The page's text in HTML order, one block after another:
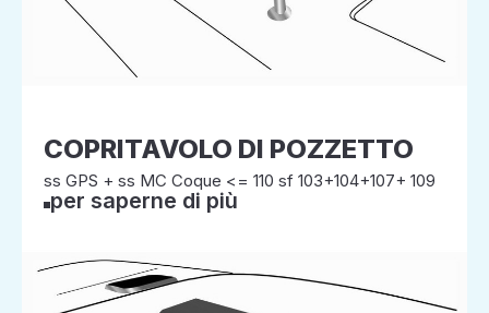
COPRITAVOLO DI POZZETTO
ss GPS + ss MC Coque <= 110 sf 103+104+107+ 109
per saperne di più